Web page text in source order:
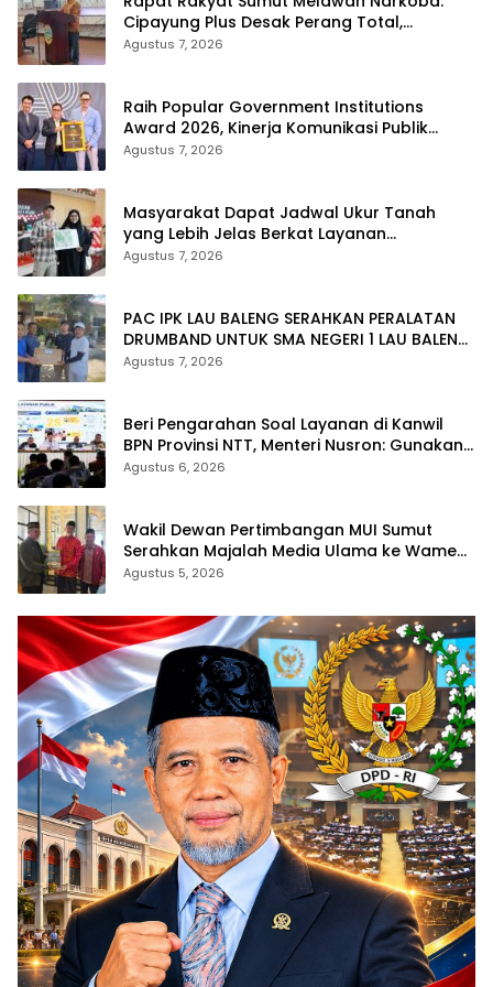
Cipayung Plus Desak Perang Total,
Generasi Muda Jadi Benteng Utama
Agustus 7, 2026
Raih Popular Government Institutions
Award 2026, Kinerja Komunikasi Publik
Kementerian ATR/BPN Kembali Diakui
Agustus 7, 2026
Masyarakat Dapat Jadwal Ukur Tanah
yang Lebih Jelas Berkat Layanan
Pengukuran Terjadwal
Agustus 7, 2026
PAC IPK LAU BALENG SERAHKAN PERALATAN
DRUMBAND UNTUK SMA NEGERI 1 LAU BALENG
SAMBUT HUT RI KE-81
Agustus 7, 2026
Beri Pengarahan Soal Layanan di Kanwil
BPN Provinsi NTT, Menteri Nusron: Gunakan
Sudut Pandang Masyarakat
Agustus 6, 2026
Wakil Dewan Pertimbangan MUI Sumut
Serahkan Majalah Media Ulama ke Wamen
dan Ketum PP Persis di Balige
Agustus 5, 2026